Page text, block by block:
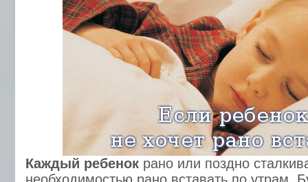
Каждый ребенок рано или поздно